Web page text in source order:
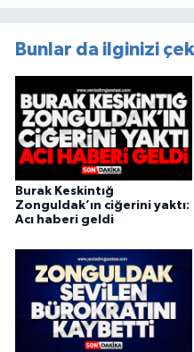
Bunlar da ilginizi
Burak Keskintığ
Zonguldak’ın ciğerini yaktı:
Acı haberi geldi